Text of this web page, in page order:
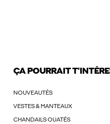
ÇA POURRAIT
NOUVEAUTÉS
VESTES & MANTEAUX
CHANDAILS OUATÉS